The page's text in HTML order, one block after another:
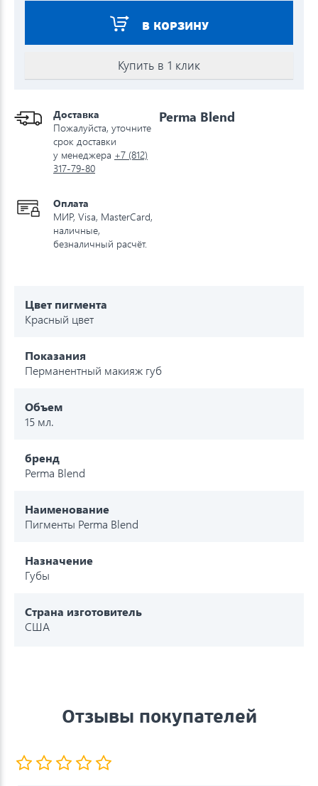
В КОРЗИНУ
Купить в 1 клик
Доставка
Пожалуйста, уточните
срок доставки
у менеджера +7 (812)
317-79-80
Оплата
МИР, Visa, MasterCard,
наличные,
безналичный расчёт.
Perma Blend
Цвет пигмента
Красный цвет
Показания
Перманентный макияж губ
Объем
15 мл.
бренд
Perma Blend
Наименование
Пигменты Perma Blend
Назначение
Губы
Страна изготовитель
США
Отзывы покупателей